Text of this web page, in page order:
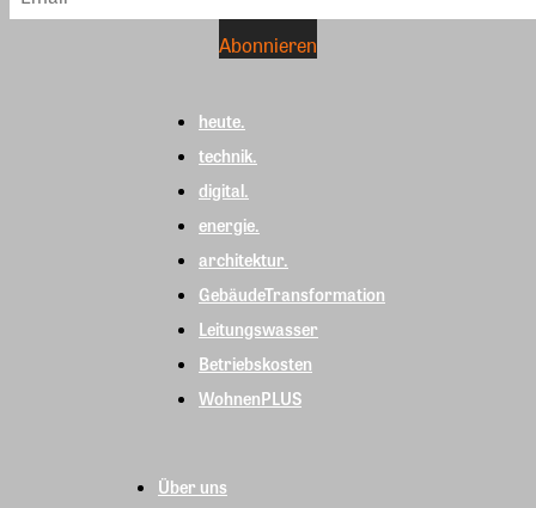
heute.
technik.
digital.
energie.
architektur.
GebäudeTransformation
Leitungswasser
Betriebskosten
WohnenPLUS
Über uns